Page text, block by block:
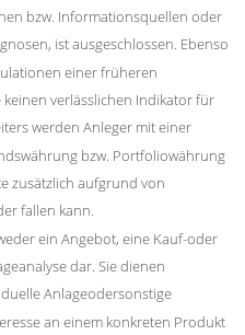
bzw. Informationsquellen oder
ist ausgeschlossen. Ebenso
einer früheren
verlässlichen Indikator für
werden Anleger mit einer
bzw. Portfoliowährung
zusätzlich aufgrund von
fallen kann.
ein Angebot, eine Kauf-oder
dar. Sie dienen
Anlageodersonstige
an einem konkreten Produkt